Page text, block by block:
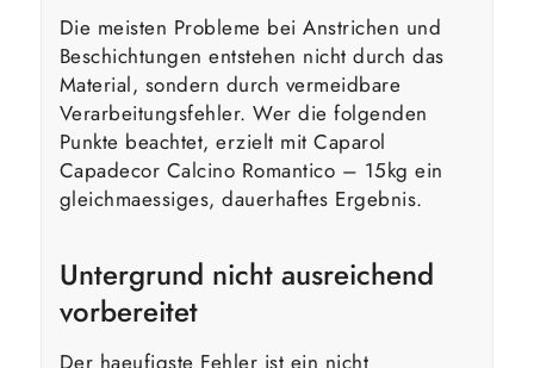
Die meisten Probleme bei Anstrichen und
Beschichtungen entstehen nicht durch das
Material, sondern durch vermeidbare
Verarbeitungsfehler. Wer die folgenden
Punkte beachtet, erzielt mit Caparol
Capadecor Calcino Romantico – 15kg ein
gleichmaessiges, dauerhaftes Ergebnis.
Untergrund nicht ausreichend
vorbereitet
Der haeufigste Fehler ist ein nicht